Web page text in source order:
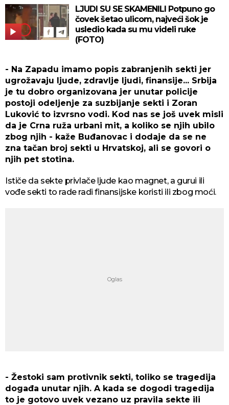
LJUDI SU SE SKAMENILI Potpuno go
čovek šetao ulicom, najveći šok je
usledio kada su mu videli ruke
(FOTO)
- Na Zapadu imamo popis zabranjenih sekti jer
ugrožavaju ljude, zdravlje ljudi, finansije... Srbija
je tu dobro organizovana jer unutar policije
postoji odeljenje za suzbijanje sekti i Zoran
Luković to izvrsno vodi. Kod nas se još uvek misli
da je Crna ruža urbani mit, a koliko se njih ubilo
zbog njih - kaže Buđanovac i dodaje da se ne
zna tačan broj sekti u Hrvatskoj, ali se govori o
njih pet stotina.
Ističe da sekte privlače ljude kao magnet, a gurui ili
vođe sekti to rade radi finansijske koristi ili zbog moći.
- Žestoki sam protivnik sekti, toliko se tragedija
događa unutar njih. A kada se dogodi tragedija
to je gotovo uvek vezano uz pravila sekte ili